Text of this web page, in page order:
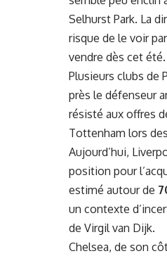
Selhurst Park. La
risque de le voir
vendre dès cet été.
Plusieurs clubs de
près le défenseur
résisté aux offres
Tottenham lors
Aujourd’hui,
position pour
estimé autour de
un contexte
de Virgil van Dijk.
Chelsea, de son